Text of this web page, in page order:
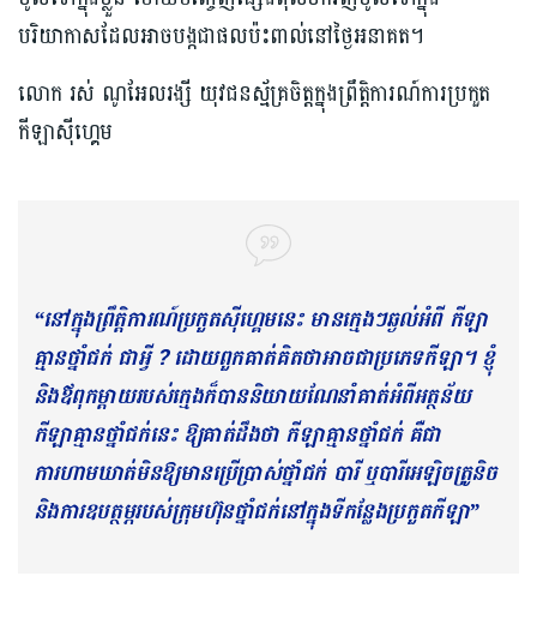
បរិយាកាសដែលអាចបង្កជាផលប៉ះពាល់នៅថ្ងៃអនាគត។
លោក រស់ ណូអែលរង្សី យុវជនស័្មគ្រចិត្តក្នុងព្រឹត្តិការណ៍ការប្រកួត
កីឡាស៊ីហ្គេម
“នៅក្នុងព្រឹត្តិការណ៍ប្រកួតស៊ីហ្គេមនេះ មានក្មេងៗឆ្ងល់អំពី កីឡា
គ្មានថ្នាំជក់ ជាអ្វី ? ដោយពួកគាត់គិតថាអាចជាប្រភេទកីឡា។ ខ្ញុំ
និងឪពុកម្ដាយរបស់ក្មេងក៏បាននិយាយណែនាំគាត់អំពីអត្ថន័យ
កីឡាគ្មានថ្នាំជក់នេះ ឱ្យគាត់ដឹងថា កីឡាគ្មានថ្នាំជក់ គឺជា
ការហាមឃាត់មិនឱ្យមានប្រើប្រាស់ថ្នាំជក់ បារី ឬបារីអេឡិចត្រូនិច
និងការឧបត្ថម្ភរបស់ក្រុមហ៊ុនថ្នាំជក់នៅក្នុងទីកន្លែងប្រកួតកីឡា”